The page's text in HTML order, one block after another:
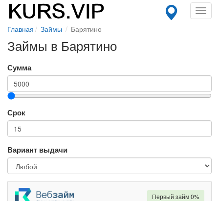
Главная Займы Барятино
Займы в Барятино
Сумма
Срок
Вариант выдачи
Первый займ 0%